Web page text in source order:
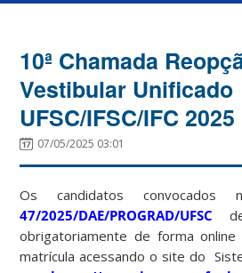
10ª Chamada
Vestibular Unificado
UFSC/IFSC/IFC 2025
07/05/2025 03:01
Os candidatos convocados
47/2025/DAE/PROGRAD/UFSC
obrigatoriamente de forma online
matrícula acessando o site do